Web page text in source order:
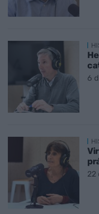
6
22